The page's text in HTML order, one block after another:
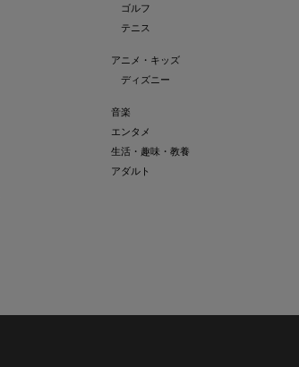
ゴルフ
テニス
アニメ・キッズ
ディズニー
音楽
エンタメ
生活・趣味・教養
アダルト